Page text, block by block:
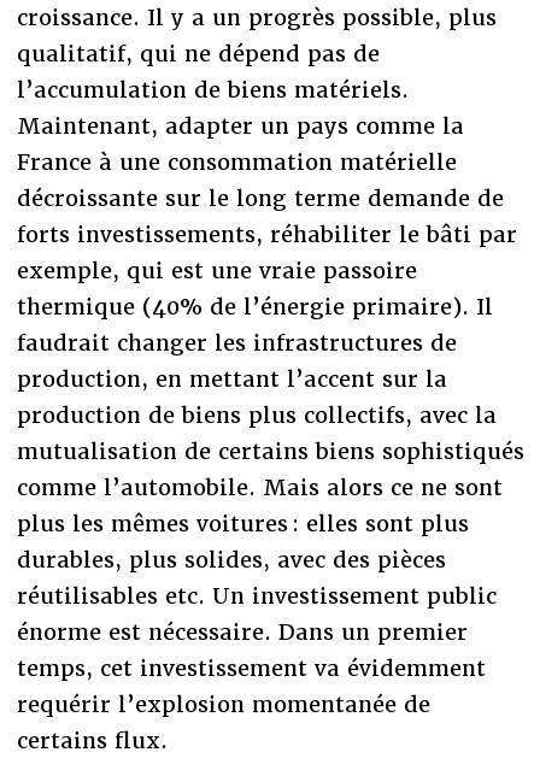
croissance. Il y a un progrès possible, plus
qualitatif, qui ne dépend pas de
l’accumulation de biens matériels.
Maintenant, adapter un pays comme la
France à une consommation matérielle
décroissante sur le long terme demande de
forts investissements, réhabiliter le bâti par
exemple, qui est une vraie passoire
thermique (40% de l’énergie primaire). Il
faudrait changer les infrastructures de
production, en mettant l’accent sur la
production de biens plus collectifs, avec la
mutualisation de certains biens sophistiqués
comme l’automobile. Mais alors ce ne sont
plus les mêmes voitures : elles sont plus
durables, plus solides, avec des pièces
réutilisables etc. Un investissement public
énorme est nécessaire. Dans un premier
temps, cet investissement va évidemment
requérir l’explosion momentanée de
certains flux.